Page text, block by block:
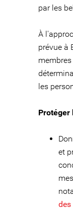
par les
À
prévue à
les
Protéger
et